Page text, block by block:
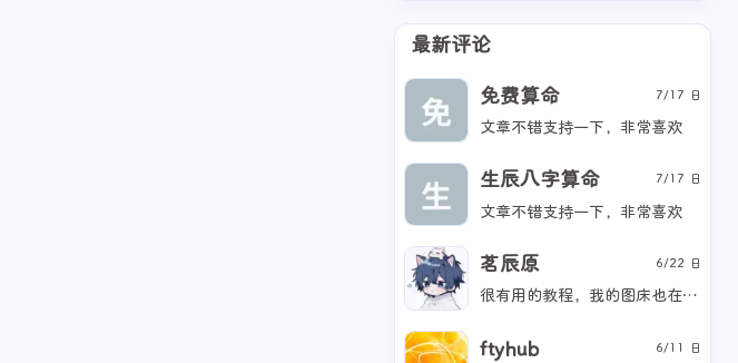
最新评论
免费算命 7/17 日
文章不错支持一下，非常喜欢
生辰八字算命 7/17 日
文章不错支持一下，非常喜欢
茗辰原 6/22 日
很有用的教程，我的图床也在 cloudflare，有时间我也要改一下 (๑・̀ㅁ・́ฅ)
ftyhub 6/11 日